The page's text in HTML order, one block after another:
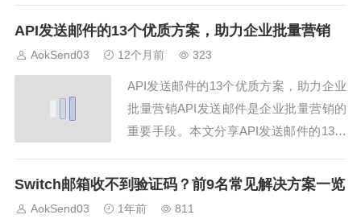
okSend，你可以随时登录，快速获取邮
启邮件推送通知，可以实时接收新邮...
API发送邮件的13个优质方案，助力企业批量营销
AokSend03 12个月前 323
API发送邮件的13个优质方案，助力企业
批量营销API发送邮件是企业批量营销的
重要手段。本文分享API发送邮件的13个
助企业高效开展邮件营销。1. 使用AokSe
Switch邮箱收不到验证码？前9名常见解决方案一览
AokSend03 1年前 811